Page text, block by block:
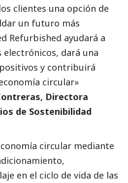
clientes una opción de
un futuro más
Refurbished ayudará a
dará una
y contribuirá
circular»
Directora
de Sostenibilidad
circular mediante
en el ciclo de vida de las